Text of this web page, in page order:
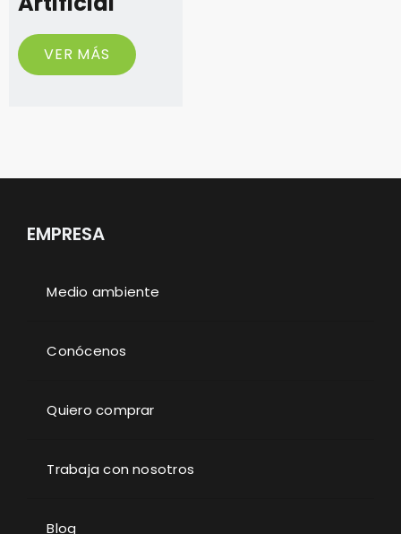
VER MÁS
EMPRESA
Medio ambiente
Conócenos
Quiero comprar
Trabaja con nosotros
Blog